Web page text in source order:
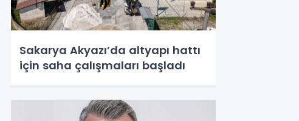
Sakarya Akyazı’da altyapı hattı
için saha çalışmaları başladı